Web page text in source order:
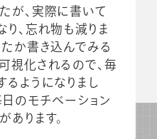
が、実際に書いて
、忘れ物も減りま
たか書き込んでみる
視化されるので、毎
るようになりまし
日のモチベーション
ります。